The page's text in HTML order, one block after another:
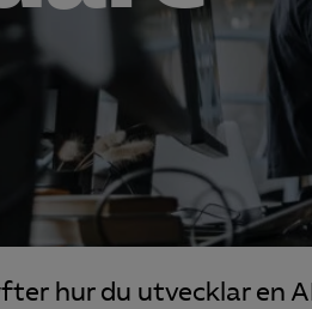
hur du utvecklar en